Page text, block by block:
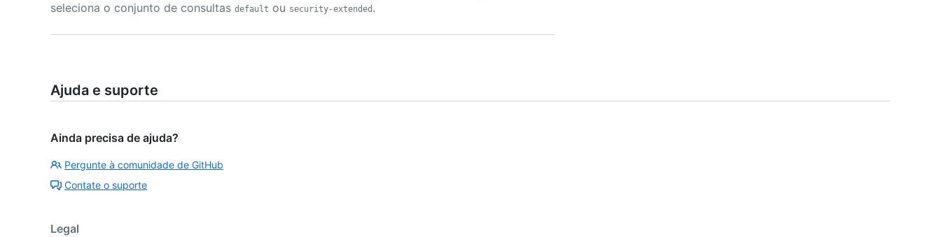
seleciona o conjunto de consultas default ou security-extended .
Ajuda e suporte
Ainda precisa de ajuda?
Pergunte à comunidade de GitHub
Contate o suporte
Legal